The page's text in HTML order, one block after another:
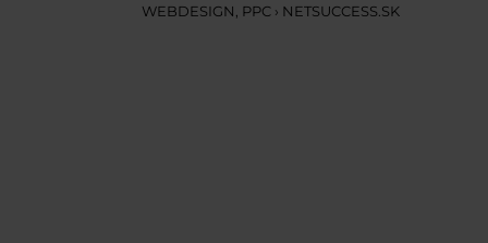
WEBDESIGN PPC › NETSUCCESS.SK